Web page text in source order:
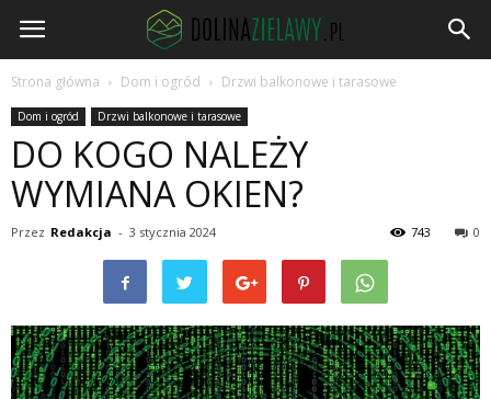
DolinaZielawy.pl
Strona główna Dom i ogród Drzwi balkonowe i tarasowe
Dom i ogród Drzwi balkonowe i tarasowe
DO KOGO NALEŻY
WYMIANA OKIEN?
Przez Redakcja - 3 stycznia 2024 0
743